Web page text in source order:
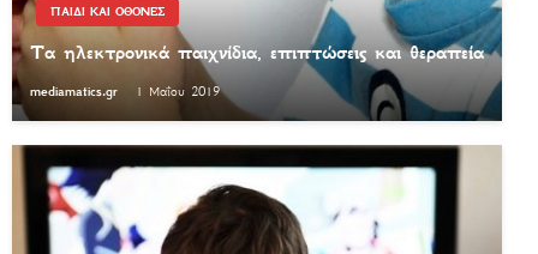
ΠΑΙΔΙ ΚΑΙ ΟΘΟΝΕΣ
Τα ηλεκτρονικά παιχνίδια, επιπτώσεις και θεραπεία
mediamatics.gr 1 Μαΐου 2019